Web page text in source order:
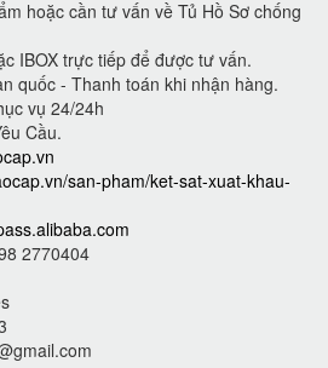
hoặc cần tư vấn về Tủ Hồ Sơ chống
IBOX trực tiếp để được tư vấn.
quốc - Thanh toán khi nhận hàng.
vụ 24/24h
Cầu.
san-pham/ket-sat-xuat-khau-
2770404